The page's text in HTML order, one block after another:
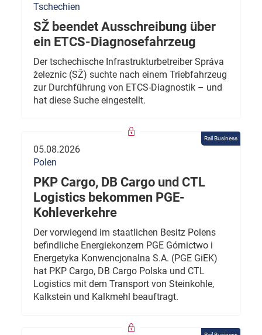
Tschechien
SŽ beendet Ausschreibung über
ein ETCS-Diagnosefahrzeug
Der tschechische Infrastrukturbetreiber Správa
železnic (SŽ) suchte nach einem Triebfahrzeug
zur Durchführung von ETCS-Diagnostik – und
hat diese Suche eingestellt.
Rail Business
05.08.2026
Polen
PKP Cargo, DB Cargo und CTL
Logistics bekommen PGE-
Kohleverkehre
Der vorwiegend im staatlichen Besitz Polens
befindliche Energiekonzern PGE Górnictwo i
Energetyka Konwencjonalna S.A. (PGE GiEK)
hat PKP Cargo, DB Cargo Polska und CTL
Logistics mit dem Transport von Steinkohle,
Kalkstein und Kalkmehl beauftragt.